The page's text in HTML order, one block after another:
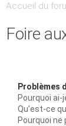
Accueil du
Foire
Problèmes
Pourquoi ai-
Qu’est-ce
Pourquoi ne